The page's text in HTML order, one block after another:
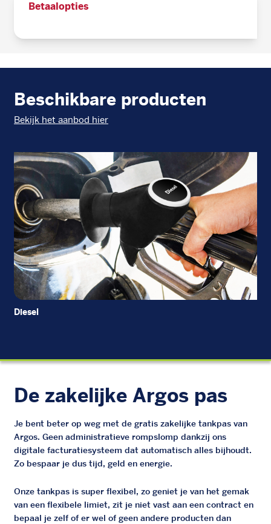
Betaalopties
Beschikbare producten
Bekijk het aanbod hier
Diesel
De zakelijke Argos pas
Je bent beter op weg met de gratis zakelijke tankpas van
Argos. Geen administratieve rompslomp dankzij ons
digitale facturatiesysteem dat automatisch alles bijhoudt.
Zo bespaar je dus tijd, geld en energie.
Onze tankpas is super flexibel, zo geniet je van het gemak
van een flexibele limiet, zit je niet vast aan een contract en
bepaal je zelf of er wel of geen andere producten dan